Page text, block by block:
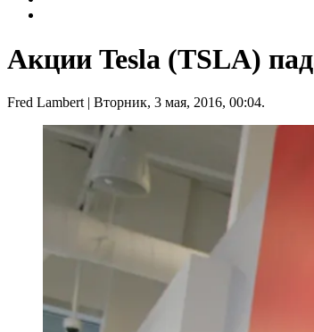
Акции Tesla (TSLA)
Fred Lambert | Вторник, 3 мая, 2016, 00:04.